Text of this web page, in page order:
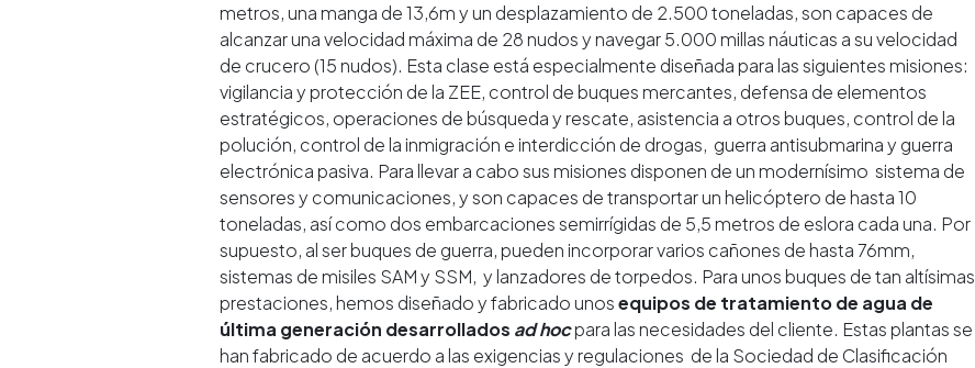
metros, una manga de 13,6m y un desplazamiento de 2.500 toneladas, son capaces de
alcanzar una velocidad máxima de 28 nudos y navegar 5.000 millas náuticas a su velocidad
de crucero (15 nudos). Esta clase está especialmente diseñada para las siguientes misiones:
vigilancia y protección de la ZEE, control de buques mercantes, defensa de elementos
estratégicos, operaciones de búsqueda y rescate, asistencia a otros buques, control de la
polución, control de la inmigración e interdicción de drogas, guerra antisubmarina y guerra
electrónica pasiva. Para llevar a cabo sus misiones disponen de un modernísimo sistema de
sensores y comunicaciones, y son capaces de transportar un helicóptero de hasta 10
toneladas, así como dos embarcaciones semirrígidas de 5,5 metros de eslora cada una. Por
supuesto, al ser buques de guerra, pueden incorporar varios cañones de hasta 76mm,
sistemas de misiles SAM y SSM, y lanzadores de torpedos. Para unos buques de tan altísimas
prestaciones, hemos diseñado y fabricado unosequipos de tratamiento de agua de
última generación desarrollados ad hocpara las necesidades del cliente. Estas plantas se
han fabricado de acuerdo a las exigencias y regulaciones de la Sociedad de Clasificación